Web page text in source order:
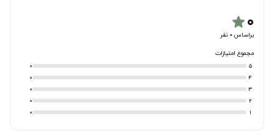
۰star
براساس 0 نفر
مجموع امتیازات
5
0
4
0
3
0
2
0
1
0